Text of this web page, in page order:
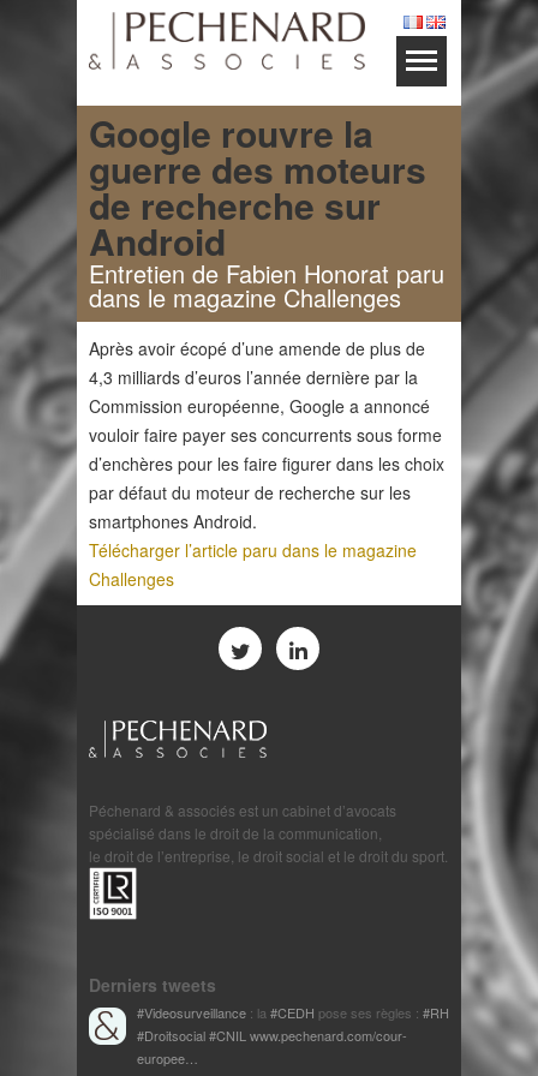
Google rouvre la
guerre des moteurs
de recherche sur
Android
Entretien de Fabien Honorat paru
dans le magazine Challenges
Après avoir écopé d’une amende de plus de
4,3 milliards d’euros l’année dernière par la
Commission européenne, Google a annoncé
vouloir faire payer ses concurrents sous forme
d’enchères pour les faire figurer dans les choix
par défaut du moteur de recherche sur les
smartphones Android.
Télécharger l’article paru dans le magazine
Challenges
Péchenard & associés est un cabinet d’avocats
spécialisé dans le droit de la communication,
le droit de l’entreprise, le droit social et le droit du sport.
Derniers tweets
#Videosurveillance : la#CEDH pose ses règles : #RH
#Droitsocial#CNILwww.pechenard.com/cour-
europee…